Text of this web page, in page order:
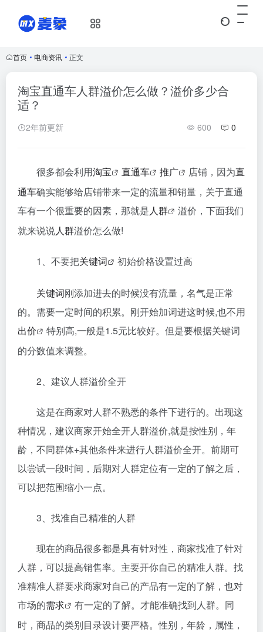
首页 • 电商资讯 • 正文
淘宝直通车人群溢价怎么做？溢价多少合
适？
2年前更新 600 0
很多都会利用淘宝 直通车 推广 店铺，因为直
通车确实能够给店铺带来一定的流量和销量，关于直通
车有一个很重要的因素，那就是人群
溢价，下面我们
就来说说人群溢价怎么做!
1、不要把关键词 初始价格设置过高
关键词刚添加进去的时候没有流量，名气是正常
的。需要一定时间的积累。刚开始加词进这时候,也不用
出价
特别高,一般是1.5元比较好。但是要根据关键词
的分数值来调整。
2、建议人群溢价全开
这是在商家对人群不熟悉的条件下进行的。出现这
种情况，建议商家开始全开人群溢价,就是按性别，年
龄，不同群体+其他条件来进行人群溢价全开。前期可
以尝试一段时间，后期对人群定位有一定的了解之后，
可以把范围缩小一点。
3、找准自己精准的人群
现在的商品很多都是具有针对性，商家找准了针对
人群，可以提高销售率。主要开你自己的精准人群。找
准精准人群要求商家对自己的产品有一定的了解，也对
市场的需求
有一定的了解。才能准确找到人群。同
时，商品的类别目录设计要严格。性别，年龄，属性，